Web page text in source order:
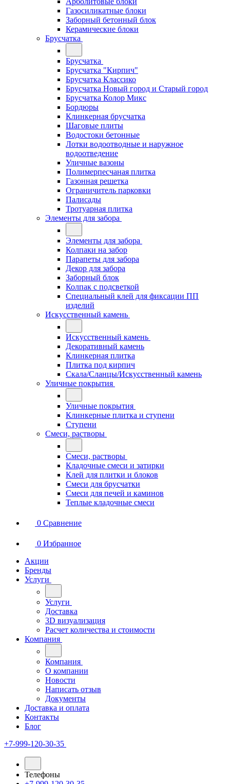
Газосиликатные блоки
Заборный бетонный блок
Керамические блоки
Брусчатка
Брусчатка
Брусчатка "Кирпич"
Брусчатка Классико
Брусчатка Новый город и Старый город
Брусчатка Колор Микс
Бордюры
Клинкерная брусчатка
Шаговые плиты
Водостоки бетонные
Лотки водоотводные и наружное
водоотведение
Уличные вазоны
Полимерпесчаная плитка
Газонная решетка
Ограничитель парковки
Палисады
Тротуарная плитка
Элементы для забора
Элементы для забора
Колпаки на забор
Парапеты для забора
Декор для забора
Заборный блок
Колпак с подсветкой
Специальный клей для фиксации ПП
изделий
Искусственный камень
Искусственный камень
Декоративный камень
Клинкерная плитка
Плитка под кирпич
Скала/Сланцы/Искусственный камень
Уличные покрытия
Уличные покрытия
Клинкерные плитка и ступени
Ступени
Смеси, растворы
Смеси, растворы
Кладочные смеси и затирки
Клей для плитки и блоков
Смеси для брусчатки
Смеси для печей и каминов
Теплые кладочные смеси
0 Сравнение
0 Избранное
Акции
Бренды
Услуги
Услуги
Доставка
3D визуализация
Расчет количества и стоимости
Компания
Компания
О компании
Новости
Написать отзыв
Документы
Доставка и оплата
Контакты
Блог
+7-999-120-30-35
Телефоны